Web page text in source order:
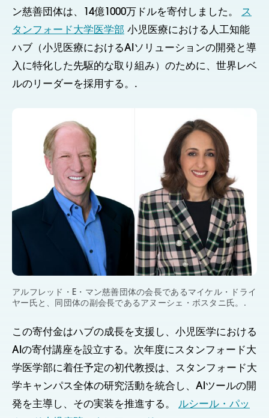
ン慈善団体は、14億1000万ドルを寄付しました。 ス
タンフォード大学医学部 小児医療における人工知能
ハブ（小児医療におけるAIソリューションの開発と導
入に特化した先駆的な取り組み）のために、世界レベ
ルのリーダーを採用する。.
アルフレッド・E・マン慈善団体の会長であるマイケル・ドライ
ヤー氏と、同団体の副会長であるアヌーシェ・ボスタニ氏。.
この寄付金はハブの成長を支援し、小児医学における
AIの寄付講座を設立する。次年度にスタンフォード大
学医学部に着任予定の初代教授は、スタンフォード大
学キャンパス全体の研究活動を統合し、AIツールの開
発を主導し、その実装を推進する。 ルシール・パッ